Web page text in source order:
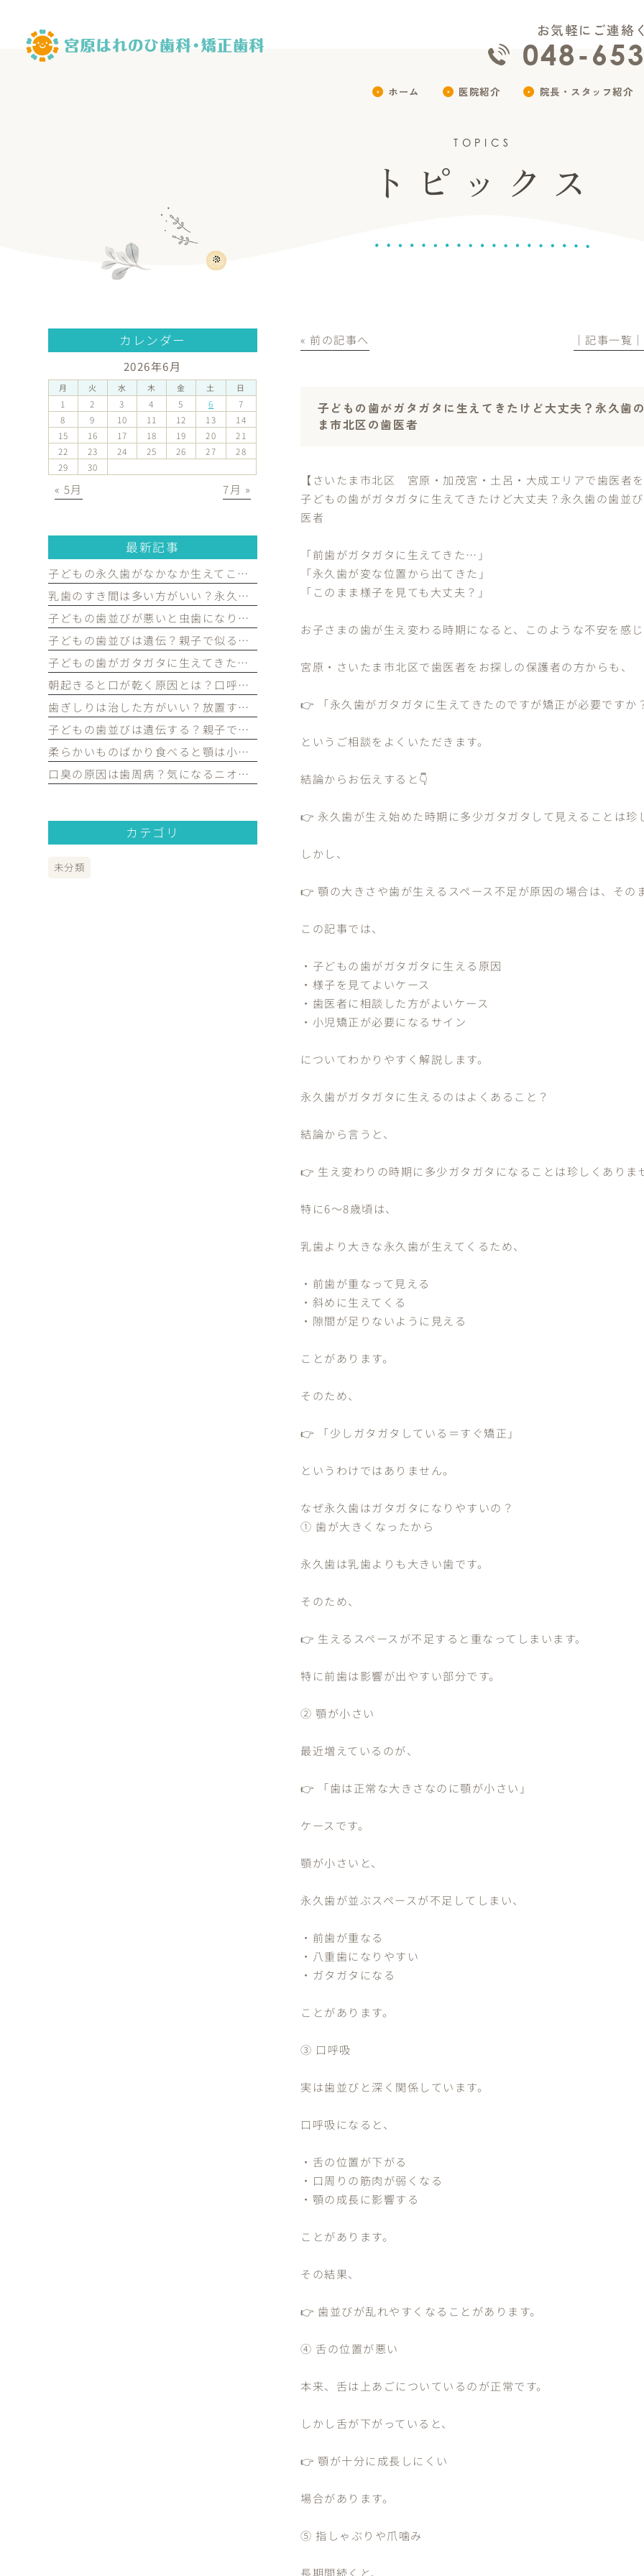
お気軽にご連絡
048-
ホーム 医院紹介 院長・スタッフ紹介
TOPICS
トピックス
« 前の記事へ │記事一覧│
子どもの歯がガタガタに生えてきたけど大丈夫？永久歯
ま市北区の歯医者
【さいたま市北区 宮原・加茂宮・土呂・大成エリアで歯医者
子どもの歯がガタガタに生えてきたけど大丈夫？永久歯の歯並
医者
「前歯がガタガタに生えてきた…」
「永久歯が変な位置から出てきた」
「このまま様子を見ても大丈夫？」
お子さまの歯が生え変わる時期になると、このような不安を感
宮原・さいたま市北区で歯医者をお探しの保護者の方からも、
👉 「永久歯がガタガタに生えてきたのですが矯正が必要ですか
というご相談をよくいただきます。
結論からお伝えすると👇
👉 永久歯が生え始めた時期に多少ガタガタして見えることは珍
しかし、
👉 顎の大きさや歯が生えるスペース不足が原因の場合は、その
この記事では、
・子どもの歯がガタガタに生える原因
・様子を見てよいケース
・歯医者に相談した方がよいケース
・小児矯正が必要になるサイン
についてわかりやすく解説します。
永久歯がガタガタに生えるのはよくあること？
結論から言うと、
👉 生え変わりの時期に多少ガタガタになることは珍しくありま
特に6〜8歳頃は、
乳歯より大きな永久歯が生えてくるため、
・前歯が重なって見える
・斜めに生えてくる
・隙間が足りないように見える
ことがあります。
そのため、
👉 「少しガタガタしている＝すぐ矯正」
というわけではありません。
なぜ永久歯はガタガタになりやすいの？
① 歯が大きくなったから
永久歯は乳歯よりも大きい歯です。
そのため、
👉 生えるスペースが不足すると重なってしまいます。
特に前歯は影響が出やすい部分です。
② 顎が小さい
最近増えているのが、
👉 「歯は正常な大きさなのに顎が小さい」
ケースです。
顎が小さいと、
永久歯が並ぶスペースが不足してしまい、
・前歯が重なる
・八重歯になりやすい
・ガタガタになる
ことがあります。
③ 口呼吸
実は歯並びと深く関係しています。
口呼吸になると、
・舌の位置が下がる
・口周りの筋肉が弱くなる
・顎の成長に影響する
ことがあります。
その結果、
👉 歯並びが乱れやすくなることがあります。
④ 舌の位置が悪い
本来、舌は上あごについているのが正常です。
しかし舌が下がっていると、
👉 顎が十分に成長しにくい
場合があります。
⑤ 指しゃぶりや爪噛み
長期間続くと、
カレンダー
2026年6月
月 火 水 木 金 土 日
1 2 3 4 5 6
7
8
9 10 11 12 13
14
15
16 17 18 19 20
21
22
23 24 25 26 27
28
29
30
« 5月 7月 »
最新記事
子どもの永久歯がなかなか生えてこない…受診した方がよいケースを歯科医が解説｜宮原・さいたま市北区の歯医者
乳歯のすき間は多い方がいい？永久歯がきれいに並ぶために必要な理由を歯科医が解説｜宮原・さいたま市北区の歯医者
子どもの歯並びが悪いと虫歯になりやすい？歯並びとお口の健康の関係を歯科医が解説｜宮原・さいたま市北区の歯医者
子どもの歯並びは遺伝？親子で似る部分と生活習慣で変えられる部分を歯科医が解説｜宮原・さいたま市北区の歯医者
子どもの歯がガタガタに生えてきたけど大丈夫？永久歯の歯並びについて歯科医が解説｜宮原・さいたま市北区の歯医者
朝起きると口が乾く原因とは？口呼吸や歯並びとの関係を歯科医が解説｜宮原・さいたま市北区の歯医者
歯ぎしりは治した方がいい？放置するリスクや原因を歯科医が解説｜宮原・さいたま市北区の歯医者
子どもの歯並びは遺伝する？親子で似る理由や予防できるポイントを歯科医が解説｜宮原・さいたま市北区の歯医者
柔らかいものばかり食べると顎は小さくなる？子どもの歯並びとの関係を歯科医が解説｜宮原・さいたま市北区の歯医者
口臭の原因は歯周病？気になるニオイの原因や対策を歯科医が解説｜宮原・さいたま市北区の歯医者
カテゴリ
未分類